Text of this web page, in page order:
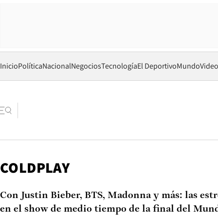
InicioPolíticaNacionalNegociosTecnologíaEl DeportivoMundo
COLDPLAY
Con Justin Bieber, BTS, Madonna y más: las
en el show de medio tiempo de la final del